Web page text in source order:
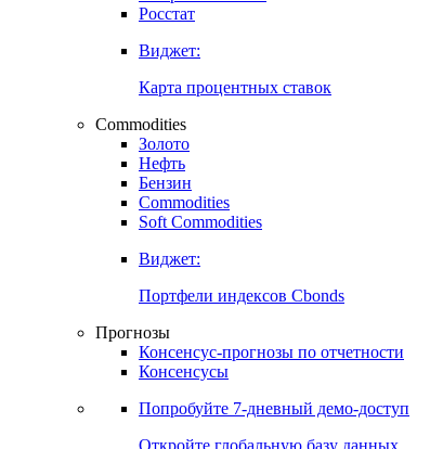
Макроэкономика
Страницы стран
Макроэкономика
Росстат
Виджет:
Карта процентных ставок
Commodities
Золото
Нефть
Бензин
Commodities
Soft Commodities
Виджет:
Портфели индексов Cbonds
Прогнозы
Консенсус-прогнозы по отчетности
Консенсусы